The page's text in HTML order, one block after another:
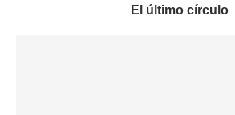
El último círculo